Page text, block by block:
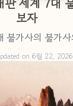
보자
불가사의 불가사
on 6월 22, 2026